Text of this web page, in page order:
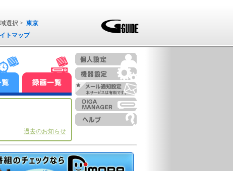
選択 > 東京
トマップ
過去のお知らせ